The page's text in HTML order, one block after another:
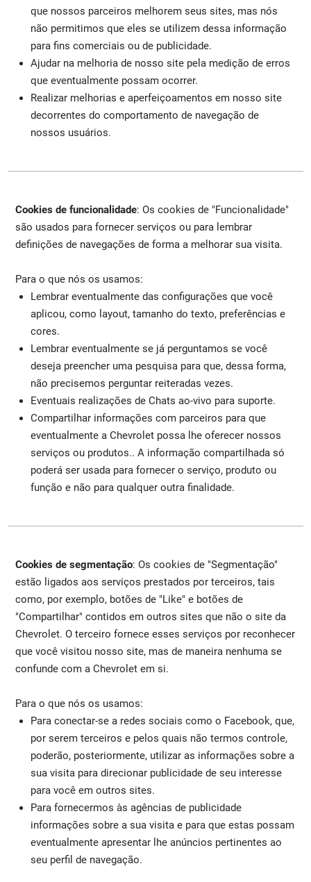
que nossos parceiros melhorem seus sites, mas nós
não permitimos que eles se utilizem dessa informação
para fins comerciais ou de publicidade.
Ajudar na melhoria de nosso site pela medição de erros
que eventualmente possam ocorrer.
Realizar melhorias e aperfeiçoamentos em nosso site
decorrentes do comportamento de navegação de
nossos usuários.
Cookies de funcionalidade: Os cookies de "Funcionalidade"
são usados para fornecer serviços ou para lembrar
definições de navegações de forma a melhorar sua visita.
Para o que nós os usamos:
Lembrar eventualmente das configurações que você
aplicou, como layout, tamanho do texto, preferências e
cores.
Lembrar eventualmente se já perguntamos se você
deseja preencher uma pesquisa para que, dessa forma,
não precisemos perguntar reiteradas vezes.
Eventuais realizações de Chats ao-vivo para suporte.
Compartilhar informações com parceiros para que
eventualmente a Chevrolet possa lhe oferecer nossos
serviços ou produtos.. A informação compartilhada só
poderá ser usada para fornecer o serviço, produto ou
função e não para qualquer outra finalidade.
Cookies de segmentação: Os cookies de "Segmentação"
estão ligados aos serviços prestados por terceiros, tais
como, por exemplo, botões de "Like" e botões de
"Compartilhar" contidos em outros sites que não o site da
Chevrolet. O terceiro fornece esses serviços por reconhecer
que você visitou nosso site, mas de maneira nenhuma se
confunde com a Chevrolet em si.
Para o que nós os usamos:
Para conectar-se a redes sociais como o Facebook, que,
por serem terceiros e pelos quais não termos controle,
poderão, posteriormente, utilizar as informações sobre a
sua visita para direcionar publicidade de seu interesse
para você em outros sites.
Para fornecermos às agências de publicidade
informações sobre a sua visita e para que estas possam
eventualmente apresentar lhe anúncios pertinentes ao
seu perfil de navegação.